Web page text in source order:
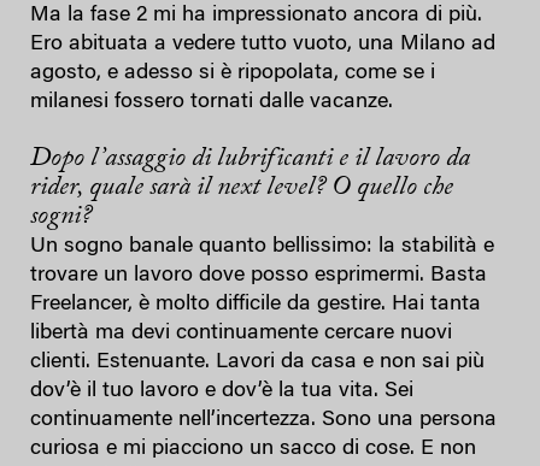
Ma la fase 2 mi ha impressionato ancora di più.
Ero abituata a vedere tutto vuoto, una Milano ad
agosto, e adesso si è ripopolata, come se i
milanesi fossero tornati dalle vacanze.
Dopo l’assaggio di lubrificanti e il lavoro da
rider, quale sarà il next level? O quello che
sogni?
Un sogno banale quanto bellissimo: la stabilità e
trovare un lavoro dove posso esprimermi. Basta
Freelancer, è molto difficile da gestire. Hai tanta
libertà ma devi continuamente cercare nuovi
clienti. Estenuante. Lavori da casa e non sai più
dov’è il tuo lavoro e dov’è la tua vita. Sei
continuamente nell’incertezza. Sono una persona
curiosa e mi piacciono un sacco di cose. E non